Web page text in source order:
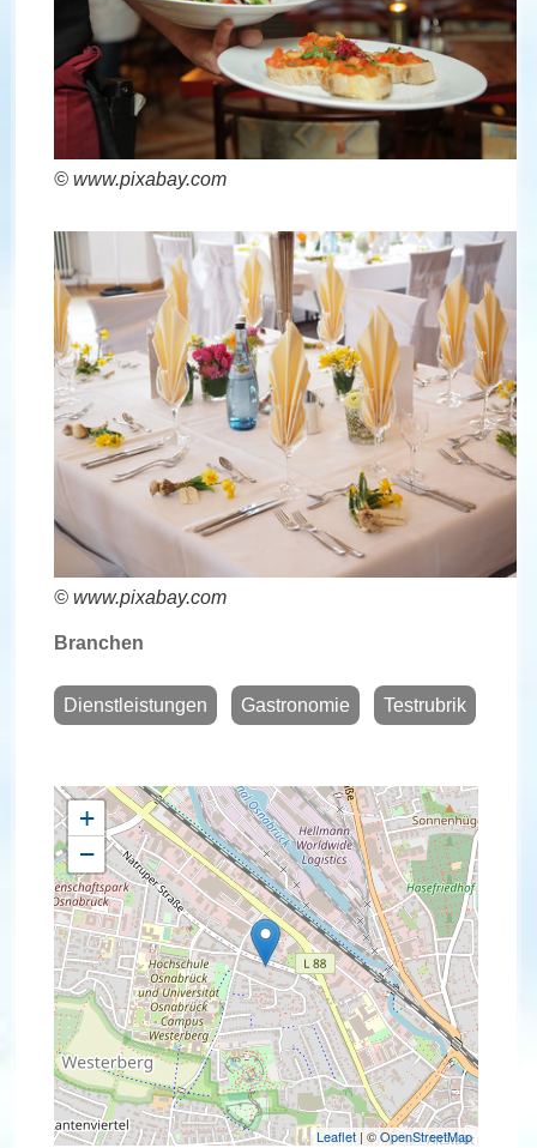
© www.pixabay.com
© www.pixabay.com
Branchen
Dienstleistungen Gastronomie Testrubrik
+
−
Leaflet| ©OpenStreetMap